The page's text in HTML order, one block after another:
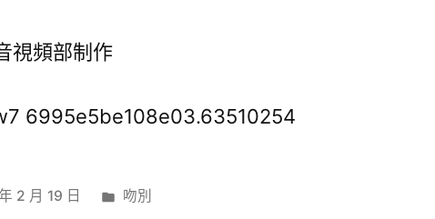
視頻部制作
6995e5be108e03.63510254
2 月 19 日
分
吻別